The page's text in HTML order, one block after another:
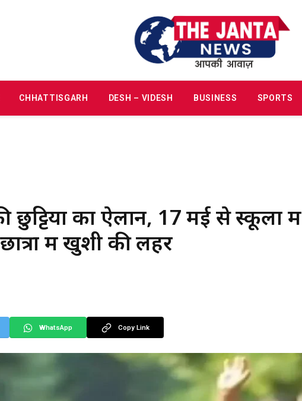
CHHATTISGARH DESH – VIDESH BUSINESS SPORTS
छुट्टियों का ऐलान, 17 मई से स्कूलों में
में खुशी की लहर
WhatsApp Copy Link